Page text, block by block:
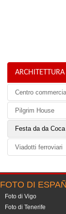
Centro
Pilgrim House
Festa da da
Viadotti ferroviari
FOTO DI
Foto di Vigo
Foto di Tenerife